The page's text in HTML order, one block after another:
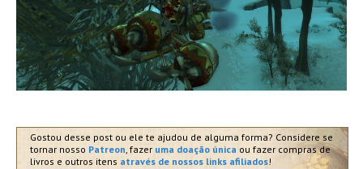
Gostou desse post ou ele te ajudou de alguma forma? Considere se
tornar nosso Patreon, fazer uma doação única ou fazer compras de
livros e outros itens através de nossos links afiliados!